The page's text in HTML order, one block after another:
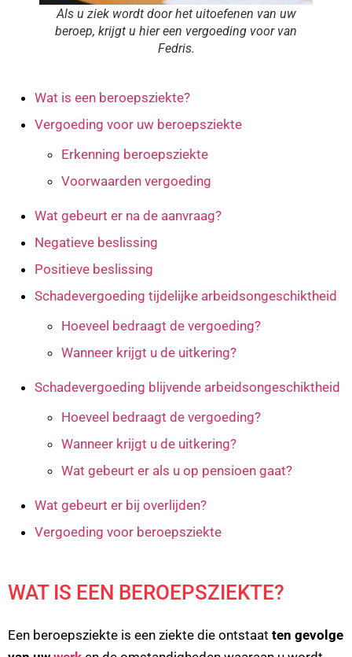
Als u ziek wordt door het uitoefenen van uw
beroep, krijgt u hier een vergoeding voor van
Fedris.
Wat is een beroepsziekte?
Vergoeding voor uw beroepsziekte
Erkenning beroepsziekte
Voorwaarden vergoeding
Wat gebeurt er na de aanvraag?
Negatieve beslissing
Positieve beslissing
Schadevergoeding tijdelijke arbeidsongeschiktheid
Hoeveel bedraagt de vergoeding?
Wanneer krijgt u de uitkering?
Schadevergoeding blijvende arbeidsongeschiktheid
Hoeveel bedraagt de vergoeding?
Wanneer krijgt u de uitkering?
Wat gebeurt er als u op pensioen gaat?
Wat gebeurt er bij overlijden?
Vergoeding voor beroepsziekte
WAT IS EEN BEROEPSZIEKTE?
Een beroepsziekte is een ziekte die ontstaat ten gevolge